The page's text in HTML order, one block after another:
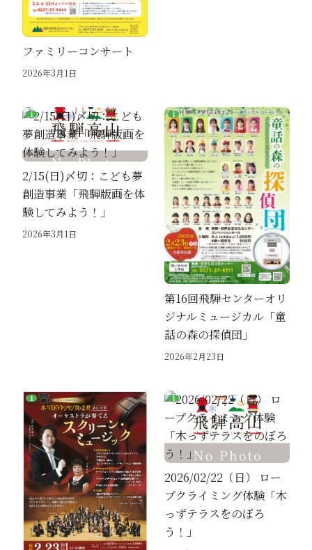
ファミリーコンサート
2026年3月1日
2/15(日)〆切：こども夢
創造事業「飛騨版画を体
験してみよう！」
2026年3月1日
第16回飛騨センターオリ
ジナルミュージカル「童
話の森の探偵団」
2026年2月23日
2026/02/22（日） ロー
プクライミング体験「木
っずテラスをのぼろ
う！」